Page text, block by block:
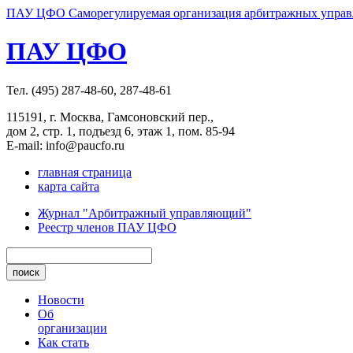
ПАУ ЦФО Саморегулируемая организация арбитражных
ПАУ ЦФО
Тел. (495) 287-48-60, 287-48-61
115191, г. Москва, Гамсоновский пер.,
дом 2, стр. 1, подъезд 6, этаж 1, пом. 85-94
E-mail: info@paucfo.ru
главная страница
карта сайта
Журнал "Арбитражный управляющий"
Реестр членов ПАУ ЦФО
Новости
Об
организации
Как стать